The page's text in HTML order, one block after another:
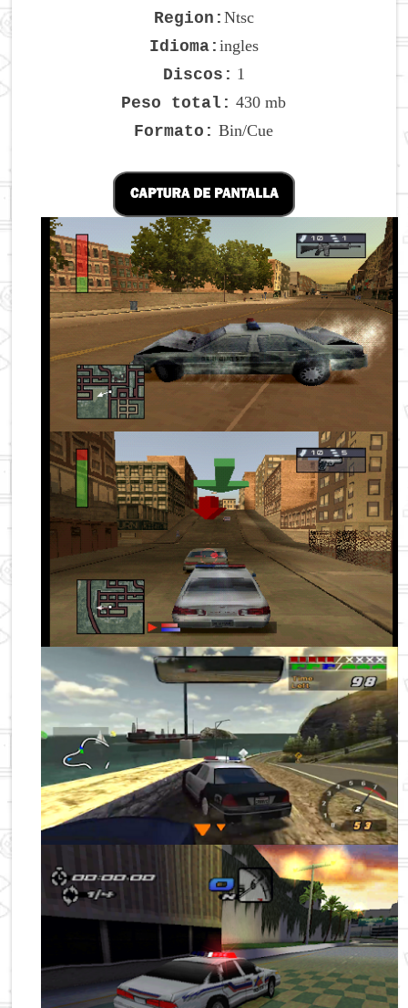
Region: Ntsc
Idioma: ingles
Discos: 1
Peso total: 430 mb
Formato: Bin/Cue